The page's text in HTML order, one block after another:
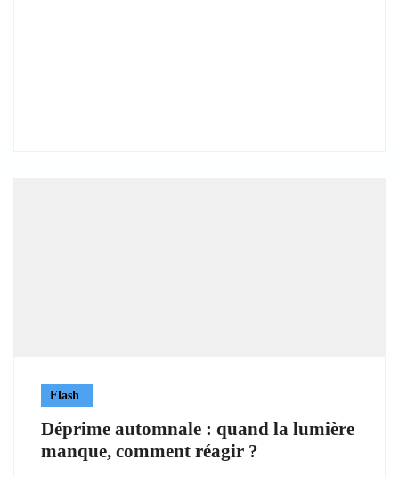
Flash
Déprime automnale : quand la lumière
manque, comment réagir ?